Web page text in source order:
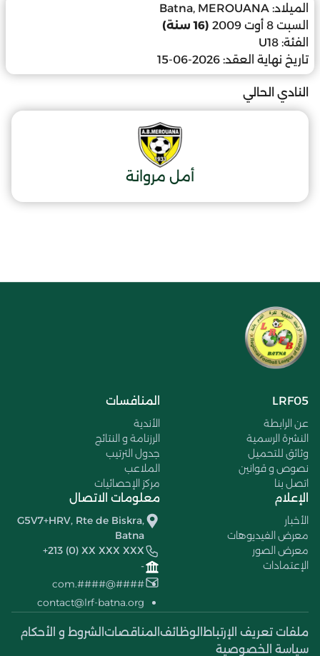
الميلاد: Batna, MEROUANA
السبت 8 أوت 2009
(16 سنة)
الفئة: U18
تاريخ نهاية العقد: 2026-06-15
النادي الحالي
أمل مروانة
LRF05
عن الرابطة
النشرة الرسمية
وثائق للتحميل
نصوص و قوانين
اتصل بنا
المنافسات
الأندية
الرزنامة و النتائج
جدول الترتيب
الملاعب
مركز الإحصائيات
الإعلام
الأخبار
معرض الفيديوهات
معرض الصور
الإعتمادات
معلومات الاتصال
G5V7+HRV, Rte de Biskra,
Batna
+213 (0) XX XXX XXX
-
####@####.com
contact@lrf-batna.org
ملفات تعريف الإرتباط الوظائف المناقصات الشروط و الأحكام
سياسة الخصوصية